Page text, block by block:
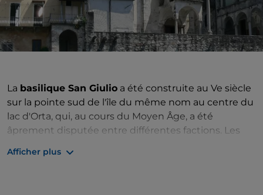
La basilique San Giulio a été construite au Ve siècle
sur la pointe sud de l'île du même nom au centre du
lac d'Orta, qui, au cours du Moyen Âge, a été
âprement disputée entre différentes factions. Les
également répercutées lourdement sur la basilique,
Afficher plus